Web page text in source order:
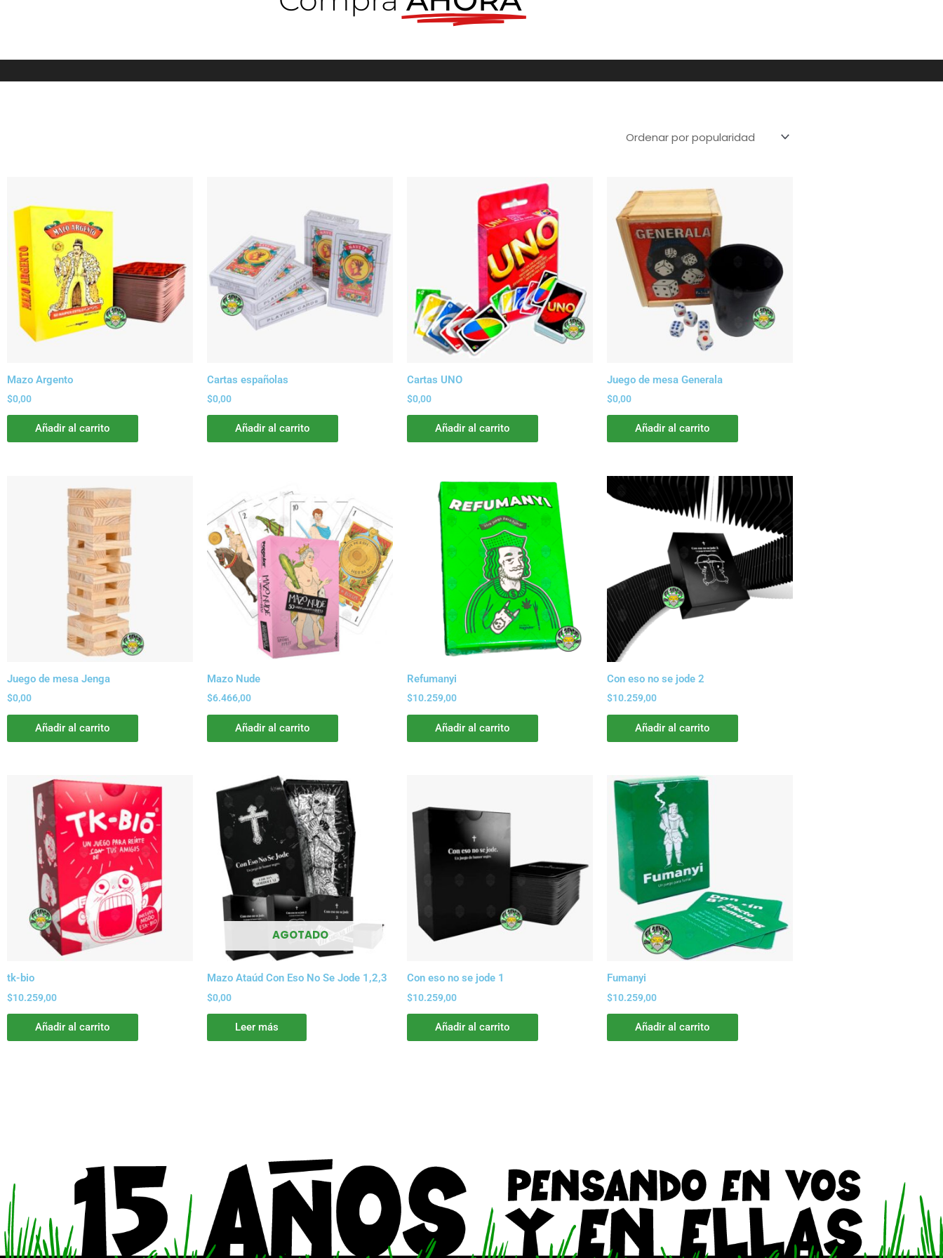
Mazo Argento
$0,00
Añadir al carrito
Cartas españolas
$0,00
Añadir al carrito
Cartas UNO
$0,00
Añadir al carrito
Juego de mesa Generala
$0,00
Añadir al carrito
Juego de mesa Jenga
$0,00
Añadir al carrito
Mazo Nude
$6.466,00
Añadir al carrito
Refumanyi
$10.259,00
Añadir al carrito
Con eso no se jode 2
$10.259,00
Añadir al carrito
tk-bio
$10.259,00
Añadir al carrito
AGOTADO
Mazo Ataúd Con Eso No Se Jode 1,2,3
$0,00
Leer más
Con eso no se jode 1
$10.259,00
Añadir al carrito
Fumanyi
$10.259,00
Añadir al carrito